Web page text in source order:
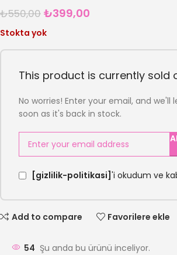
₺550,00 ₺399,00
Stokta yok
This product is currently sold
No worries! Enter your email, and we'll
soon as it's back in stock.
[gizlilik-politikasi] 'i okudum ve
Add to compare Favorilere ekle
54 Şu anda bu ürünü inceliyor.